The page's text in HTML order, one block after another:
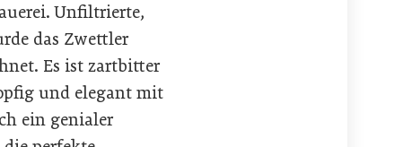
Unfiltrierte,
das Zwettler
Es ist zartbitter
und elegant mit
ein genialer